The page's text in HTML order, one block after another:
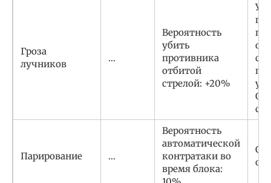
Гроза
лучников
…
Вероятность
убить
противника
отбитой
стрелой: +20%
Парирование …
Вероятность
автоматической
контратаки во
время блока: